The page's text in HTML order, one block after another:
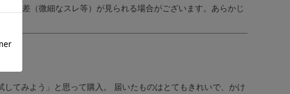
体差（微細なスレ等）が見られる場合がございます。あらかじ
てみよう」と思って購入。 届いたものはとてもきれいで、かけ